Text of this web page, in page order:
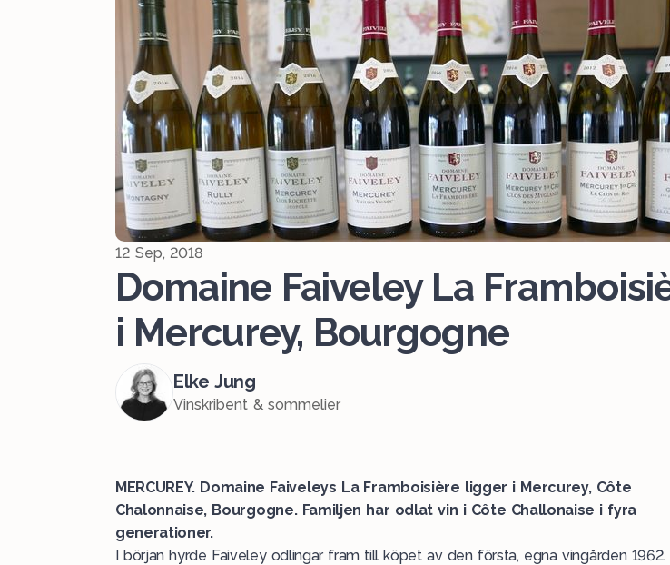
12 Sep, 2018
Domaine Faiveley La
i Mercurey, Bourgogne
Elke Jung
Vinskribent & sommelier
MERCUREY. Domaine Faiveleys La Framboisière ligger i Mercurey, Côte
Chalonnaise, Bourgogne. Familjen har odlat vin i Côte Challonaise i fyra
generationer.
I början hyrde Faiveley odlingar fram till köpet av den första, egna vingården 1962.